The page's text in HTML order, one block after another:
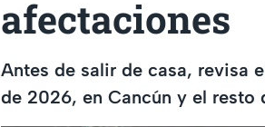
afectaciones
Antes de salir de casa, revisa
de 2026, en Cancún y el resto